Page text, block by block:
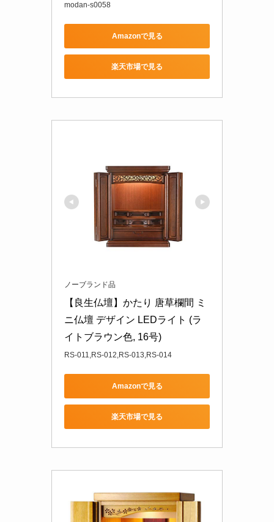
modan-s0058
Amazonで見る
楽天市場で見る
ノーブランド品
【良生仏壇】かたり 唐草欄間 ミ
ニ仏壇 デザイン LEDライト (ラ
イトブラウン色, 16号)
RS-011,RS-012,RS-013,RS-014
Amazonで見る
楽天市場で見る